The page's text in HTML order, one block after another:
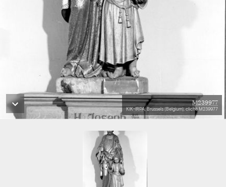
M239977
KIK-IRPA, Brussels (Belgium), cliché M239977